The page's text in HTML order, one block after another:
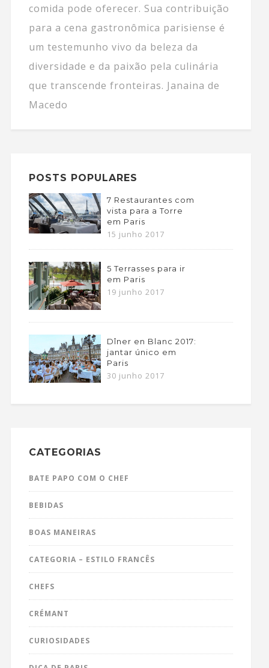
comida pode oferecer. Sua contribuição
para a cena gastronômica parisiense é
um testemunho vivo da beleza da
diversidade e da paixão pela culinária
que transcende fronteiras. Janaina de
Macedo
POSTS POPULARES
7 Restaurantes com
vista para a Torre
em Paris
15 junho 2017
5 Terrasses para ir
em Paris
19 junho 2017
Dîner en Blanc 2017:
jantar único em
Paris
30 junho 2017
CATEGORIAS
BATE PAPO COM O CHEF
BEBIDAS
BOAS MANEIRAS
CATEGORIA – ESTILO FRANCÊS
CHEFS
CRÉMANT
CURIOSIDADES